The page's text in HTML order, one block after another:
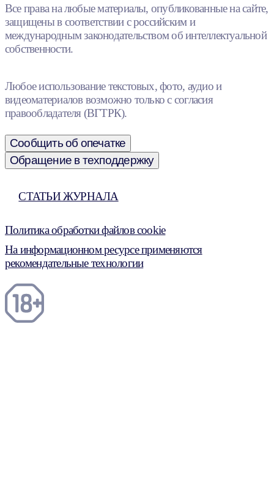
Все права на любые материалы, опубликованные на сайте,
защищены в соответствии с российским и
международным законодательством об интеллектуальной
собственности.
Любое использование текстовых, фото, аудио и
видеоматериалов возможно только с согласия
правообладателя (ВГТРК).
Сообщить об опечатке
Обращение в техподдержку
СТАТЬИ ЖУРНАЛА
Политика обработки файлов cookie
На информационном ресурсе применяются
рекомендательные технологии